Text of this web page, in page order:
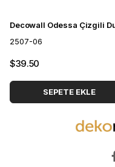
2507-06
$39.50
SEPETE EKLE